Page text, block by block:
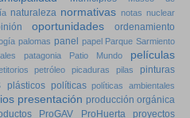
naturaleza normativas notas nuclear
oportunidades
ordenamiento
palomas panel papel Parque Sarmiento
patagonia Patio Mundo películas
petróleo picaduras pilas
pinturas
plásticos políticas políticas ambientales
presentación producción orgánica
ProGAV ProHuerta proyectos